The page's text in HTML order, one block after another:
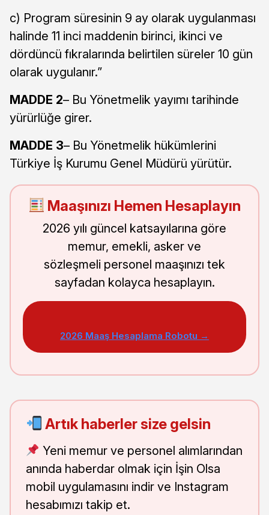
c) Program süresinin 9 ay olarak uygulanması
halinde 11 inci maddenin birinci, ikinci ve
dördüncü fıkralarında belirtilen süreler 10 gün
olarak uygulanır.”
MADDE 2– Bu Yönetmelik yayımı tarihinde
yürürlüğe girer.
MADDE 3– Bu Yönetmelik hükümlerini
Türkiye İş Kurumu Genel Müdürü yürütür.
Maaşınızı Hemen Hesaplayın
2026 yılı güncel katsayılarına göre
memur, emekli, asker ve
sözleşmeli personel maaşınızı tek
sayfadan kolayca hesaplayın.
2026 Maaş Hesaplama Robotu →
Artık haberler size gelsin
Yeni memur ve personel alımlarından
anında haberdar olmak için İşin Olsa
mobil uygulamasını indir ve Instagram
hesabımızı takip et.